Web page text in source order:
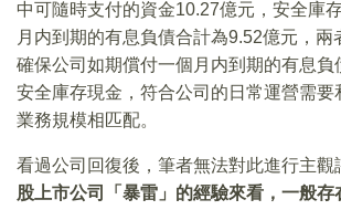
中可隨時支付的資金10.27億元，安全庫
月内到期的有息負債合計為9.52億元，兩
確保公司如期償付一個月内到期的有息負
安全庫存現金，符合公司的日常運營需要
業務規模相匹配。
看過公司回復後，筆者無法對此進行主觀
股上市公司「暴雷」的經驗來看，一般存